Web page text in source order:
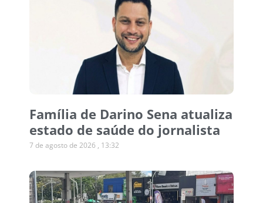
Família de Darino Sena atualiza
estado de saúde do jornalista
7 de agosto de 2026 13:32